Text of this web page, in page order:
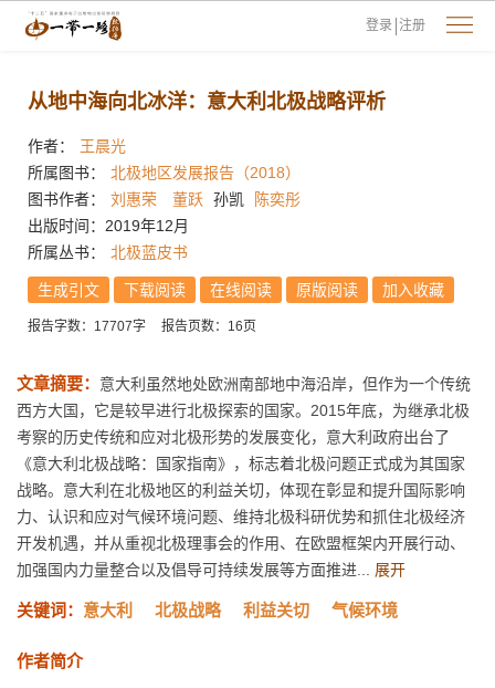
登录 注册
从地中海向北冰洋：意大利北极战略评析
作者：
王晨光
所属图书：
北极地区发展报告（2018）
图书作者：
刘惠荣 董跃 孙凯
陈奕彤
出版时间：2019年12月
所属丛书：
北极蓝皮书
生成引文 下载阅读 在线阅读 原版阅读 加入收藏
报告字数：17707字 报告页数：16页
文章摘要： 意大利虽然地处欧洲南部地中海沿岸，但作为一个传统
西方大国，它是较早进行北极探索的国家。2015年底，为继承北极
考察的历史传统和应对北极形势的发展变化，意大利政府出台了
《意大利北极战略：国家指南》，标志着北极问题正式成为其国家
战略。意大利在北极地区的利益关切，体现在彰显和提升国际影响
力、认识和应对气候环境问题、维持北极科研优势和抓住北极经济
开发机遇，并从重视北极理事会的作用、在欧盟框架内开展行动、
加强国内力量整合以及倡导可持续发展等方面推进... 展开
关键词： 意大利 北极战略 利益关切 气候环境
作者简介